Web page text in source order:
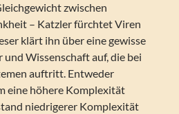
zwischen
– Katzler fürchtet Viren
klärt ihn über eine gewisse
Wissenschaft auf, die bei
auftritt. Entweder
eine höhere Komplexität
niedrigerer Komplexität